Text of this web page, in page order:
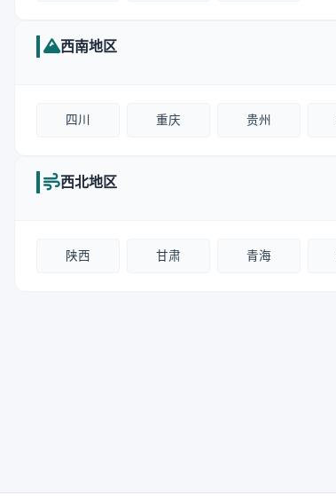
西南地区
四川 重庆 贵州
西北地区
陕西 甘肃 青海